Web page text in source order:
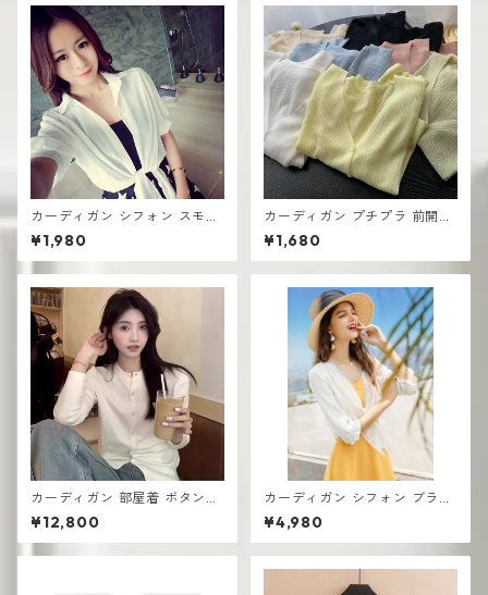
カーディガン シフォン スモー
ルショール サマーショートス
タイル 薄手 半袖 UV対策
¥1,980
カーディガン プチプラ 前開き
デザイン レディース セーター
シンプル 高見え
¥1,680
カーディガン 部屋着 ボタンな
し レディース 薄手 高見え シ
ンプル 韓国風
¥12,800
カーディガン シフォン ブラウ
ス ショートレースカー ショー
ル UV対策
¥4,980